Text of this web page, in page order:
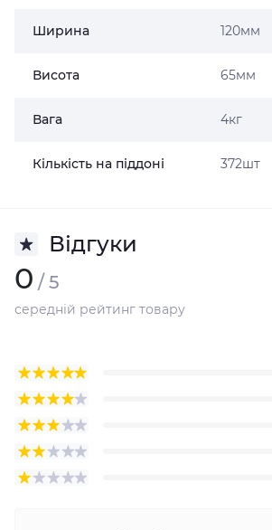
Ширина 120мм
Висота 65мм
Вага 4кг
Кількість на піддоні 372шт
Відгуки
0 / 5
середній рейтинг товару